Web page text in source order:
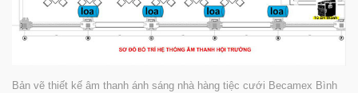
Bản vẽ thiết kế âm thanh ánh sáng nhà hàng tiệc cưới Becamex Bình